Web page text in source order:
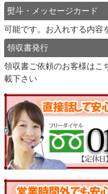
熨斗・メッセージカード
可能です。お入れする内容
領収書発行
領収書ご依頼のお客様はこ
載下さい